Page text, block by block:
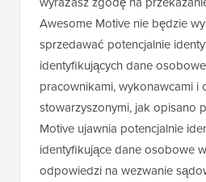
Awesome Motive nie będzie
sprzedawać potencjalnie
identyfikujących dane
pracownikami, wykonawcami i
stowarzyszonymi, jak opisano
Motive ujawnia potencjalnie
identyfikujące dane osobowe
odpowiedzi na wezwanie